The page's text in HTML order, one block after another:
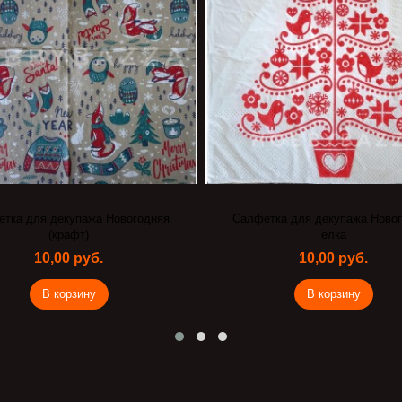
для декупажа Новогодняя
елка
10,00 руб.
В корзину
Салфетка Ангелы
10,00 руб.
В корзину